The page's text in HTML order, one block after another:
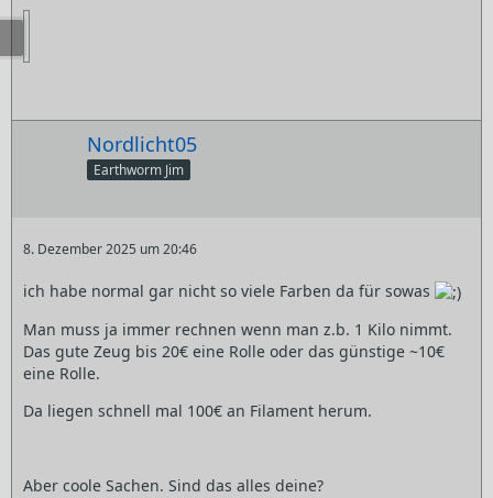
Nordlicht05
Earthworm Jim
8. Dezember 2025 um 20:46
ich habe normal gar nicht so viele Farben da für sowas
Man muss ja immer rechnen wenn man z.b. 1 Kilo nimmt.
Das gute Zeug bis 20€ eine Rolle oder das günstige ~10€
eine Rolle.
Da liegen schnell mal 100€ an Filament herum.
Aber coole Sachen. Sind das alles deine?